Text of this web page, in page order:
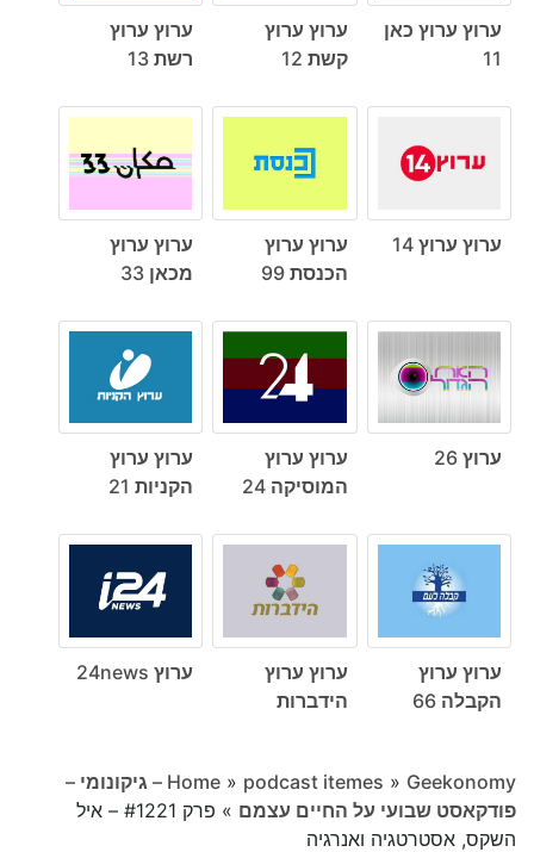
ערוץ ערוץ כאן
11
ערוץ ערוץ
קשת 12
ערוץ ערוץ
רשת 13
ערוץ ערוץ 14
ערוץ ערוץ
הכנסת 99
ערוץ ערוץ
מכאן 33
ערוץ 26
ערוץ ערוץ
המוסיקה 24
ערוץ ערוץ
הקניות 21
ערוץ ערוץ
הקבלה 66
ערוץ ערוץ
הידברות
ערוץ 24news
Home » podcast itemes »
Geekonomy – גיקונומי –
פודקאסט שבועי על החיים עצמם »
פרק #1221 – איל
השקס, אסטרטגיה ואנרגיה